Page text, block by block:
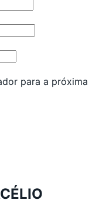
para a próxima